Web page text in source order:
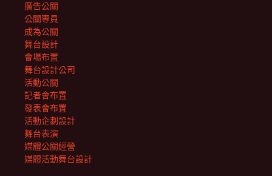
廣告公關
公關專員
成為公關
舞台設計
會場布置
舞台設計公司
活動公關
記者會布置
發表會布置
活動企劃設計
舞台表演
媒體公關經營
媒體活動舞台設計